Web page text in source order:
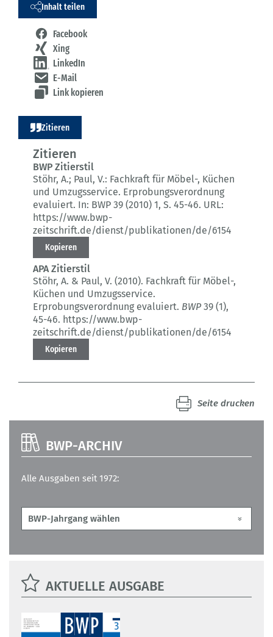
Inhalt teilen
Facebook
Xing
LinkedIn
E-Mail
Link kopieren
Zitieren
Zitieren
BWP Zitierstil
Stöhr, A.; Paul, V.: Fachkraft für Möbel-, Küchen
und Umzugsservice. Erprobungsverordnung
evaluiert. In: BWP 39 (2010) 1, S. 45-46. URL:
https://www.bwp-
zeitschrift.de/dienst/publikationen/de/6154
Kopieren
APA Zitierstil
Stöhr, A. & Paul, V. (2010). Fachkraft für Möbel-,
Küchen und Umzugsservice.
Erprobungsverordnung evaluiert. BWP39 (1),
45-46. https://www.bwp-
zeitschrift.de/dienst/publikationen/de/6154
Kopieren
Seite drucken
BWP-ARCHIV
Alle Ausgaben seit 1972:
AKTUELLE AUSGABE